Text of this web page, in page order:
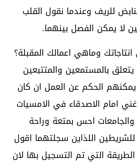
للريف وعندما نقول القلب
لا يمكن الفصل بينهما.
وماهي اعمالك المقبلة؟
يتعلق بالمستمعين والمتتبعين
يمكنهم الحكم عن العمل ان كان
امام الاصدقاء في الامسيات
احس بمتعة وراحة
اللذاين سجلتهما اقول
التي تم التسجيل بها لان